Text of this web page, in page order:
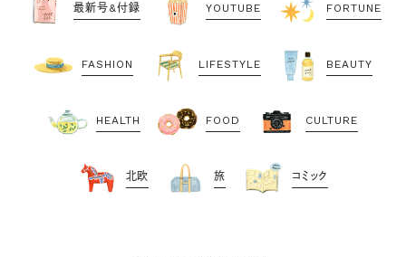
最新号&付録 YOUTUBE FORTUNE
FASHION LIFESTYLE BEAUTY
HEALTH FOOD CULTURE
北欧 旅 コミック